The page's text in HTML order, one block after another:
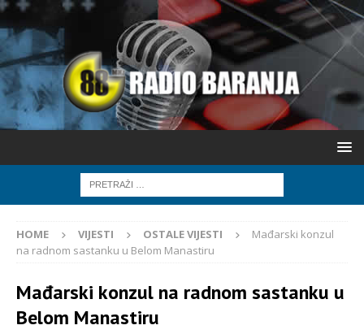
HOME VIJESTI OSTALE VIJESTI
Mađarski konzul
na radnom sastanku u Belom Manastiru
Mađarski konzul na radnom sastanku u
Belom Manastiru